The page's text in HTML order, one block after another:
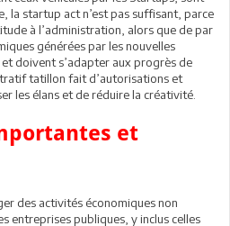
la startup act n’est pas suffisant, parce
à l’administration, alors que de par
générées par les nouvelles
doivent s’adapter aux progrès de
tatillon fait d’autorisations et
les élans et de réduire la créativité.
et
des activités économiques non
entreprises publiques, y inclus celles